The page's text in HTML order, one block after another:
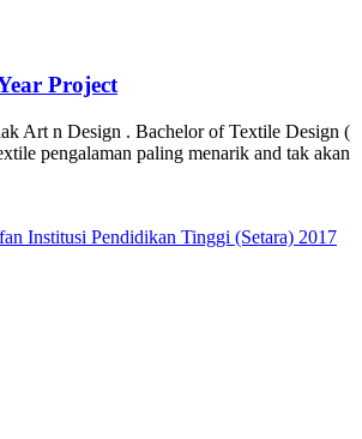
Project
Art n Design . Bachelor of Textile Design (
pengalaman paling menarik and tak akan